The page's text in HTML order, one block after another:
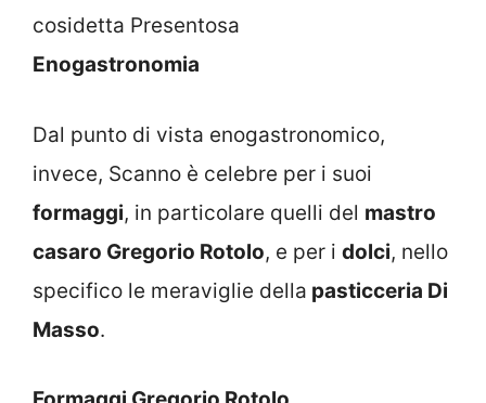
cosidetta Presentosa
Enogastronomia
Dal punto di vista enogastronomico,
invece, Scanno è celebre per i suoi
formaggi, in particolare quelli del mastro
casaro Gregorio Rotolo, e per i dolci, nello
specifico le meraviglie della pasticceria Di
Masso.